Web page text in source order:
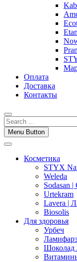
Оплата
Доставка
Контакты
Menu Button
Косметика
STYX
Weleda
Sodasan |
Urtekram
Lavera |
Biosolis
Для здоровья
Урбеч
Шоколад